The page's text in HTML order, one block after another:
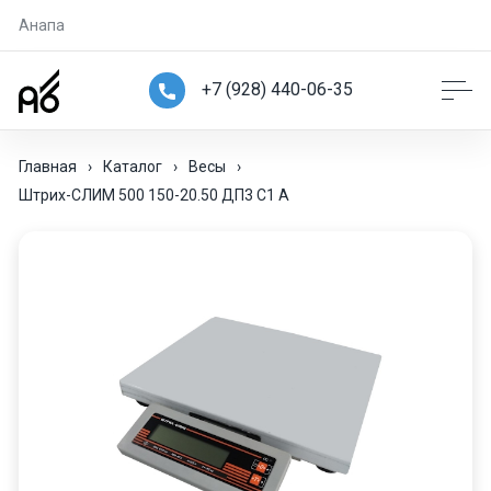
Анапа
+7 (928) 440-06-35
Главная › Каталог › Весы
›
Штрих-СЛИМ 500 150-20.50 ДП3 С1 А